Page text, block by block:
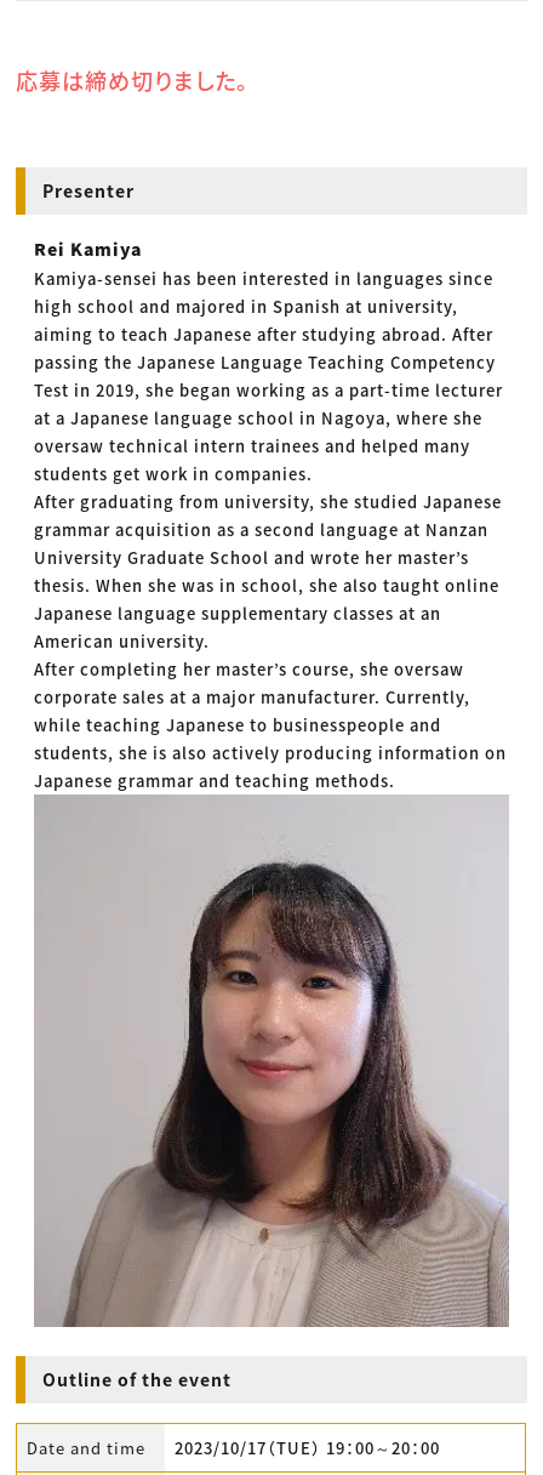
応募は締め切りました。
Presenter
Rei Kamiya
Kamiya-sensei has been interested in languages since
high school and majored in Spanish at university,
aiming to teach Japanese after studying abroad. After
passing the Japanese Language Teaching Competency
Test in 2019, she began working as a part-time lecturer
at a Japanese language school in Nagoya, where she
oversaw technical intern trainees and helped many
students get work in companies.
After graduating from university, she studied Japanese
grammar acquisition as a second language at Nanzan
University Graduate School and wrote her master’s
thesis. When she was in school, she also taught online
Japanese language supplementary classes at an
American university.
After completing her master’s course, she oversaw
corporate sales at a major manufacturer. Currently,
while teaching Japanese to businesspeople and
students, she is also actively producing information on
Japanese grammar and teaching methods.
Outline of the event
Date and time 2023/10/17（TUE） 19：00～20：00